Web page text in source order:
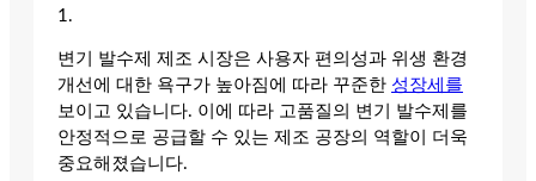
1.
변기 발수제 제조 시장은 사용자 편의성과 위생 환경
개선에 대한 욕구가 높아짐에 따라 꾸준한 성장세를
보이고 있습니다. 이에 따라 고품질의 변기 발수제를
안정적으로 공급할 수 있는 제조 공장의 역할이 더욱
중요해졌습니다.